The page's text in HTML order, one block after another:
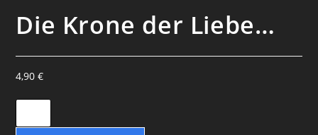
Die Krone der Liebe…
4,90€